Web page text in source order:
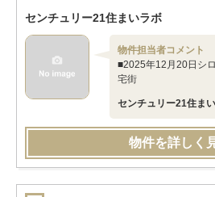
センチュリー21住まいラボ
物件担当者コメント
■2025年12月20日シ
宅街
センチュリー21住ま
物件を詳しく